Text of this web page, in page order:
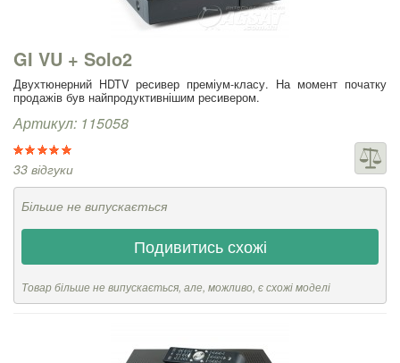
GI VU + Solo2
Двухтюнерний HDTV ресивер преміум-класу. На момент початку
продажів був найпродуктивнішим ресивером.
Артикул: 115058
33 відгуки
Більше не випускається
Подивитись схожі
Товар більше не випускається, але, можливо, є схожі моделі